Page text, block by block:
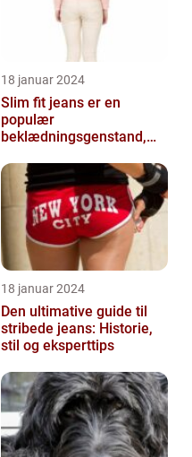
18 januar 2024
Slim fit jeans er en
populær
beklædningsgenstand,
piger verden over
18 januar 2024
Den ultimative guide til
stribede jeans: Historie,
stil og eksperttips